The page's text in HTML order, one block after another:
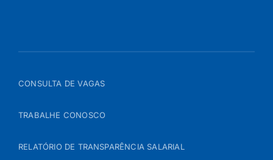
CONSULTA DE VAGAS
TRABALHE CONOSCO
RELATÓRIO DE TRANSPARÊNCIA SALARIAL